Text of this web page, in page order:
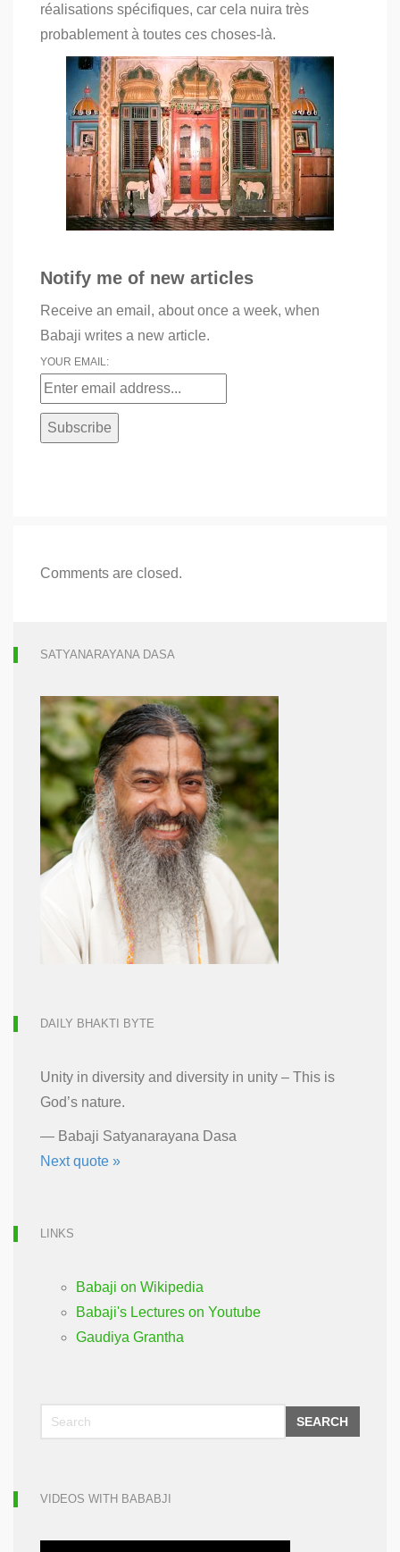
réalisations spécifiques, car cela nuira très
probablement à toutes ces choses-là.
Notify me of new articles
Receive an email, about once a week, when
Babaji writes a new article.
YOUR EMAIL:
Comments are closed.
SATYANARAYANA DASA
DAILY BHAKTI BYTE
Unity in diversity and diversity in unity – This is
God’s nature.
— Babaji Satyanarayana Dasa
Next quote »
LINKS
Babaji on Wikipedia
Babaji's Lectures on Youtube
Gaudiya Grantha
SEARCH
VIDEOS WITH BABABJI